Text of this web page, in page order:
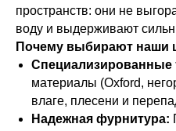
пространств: они не
воду и выдерживают
Почему выбирают наши
Специализированные
материалы (Oxford,
влаге, плесени и
Надежная фурнитура: